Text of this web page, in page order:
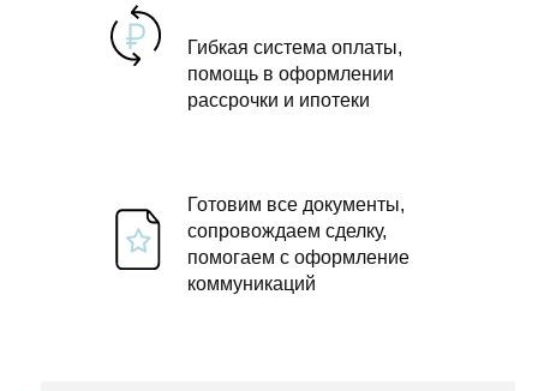
Гибкая система оплаты,
помощь в оформлении
рассрочки и ипотеки
Готовим все документы,
сопровождаем сделку,
помогаем с оформление
коммуникаций